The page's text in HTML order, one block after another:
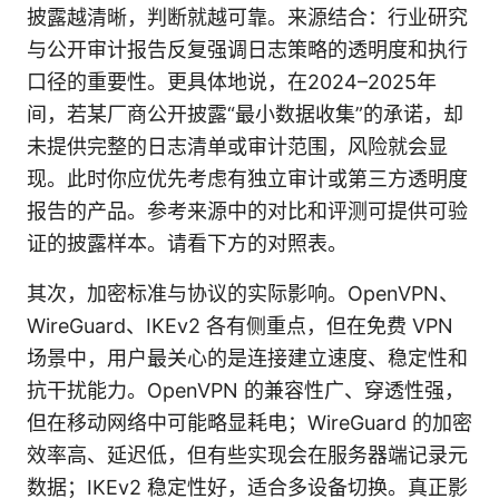
披露越清晰，判断就越可靠。来源结合：行业研究
与公开审计报告反复强调日志策略的透明度和执行
口径的重要性。更具体地说，在2024–2025年
间，若某厂商公开披露“最小数据收集”的承诺，却
未提供完整的日志清单或审计范围，风险就会显
现。此时你应优先考虑有独立审计或第三方透明度
报告的产品。参考来源中的对比和评测可提供可验
证的披露样本。请看下方的对照表。
其次，加密标准与协议的实际影响。OpenVPN、
WireGuard、IKEv2 各有侧重点，但在免费 VPN
场景中，用户最关心的是连接建立速度、稳定性和
抗干扰能力。OpenVPN 的兼容性广、穿透性强，
但在移动网络中可能略显耗电；WireGuard 的加密
效率高、延迟低，但有些实现会在服务器端记录元
数据；IKEv2 稳定性好，适合多设备切换。真正影